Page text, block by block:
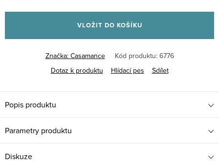
cena:
VLOŽIT DO KOŠÍKU
Značka: Casamance Kód produktu: 6776
Dotaz k produktu
Hlídací pes Sdílet
Popis produktu
Parametry produktu
Diskuze